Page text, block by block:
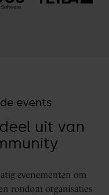
events
uit van
evenementen om
rondom organisaties